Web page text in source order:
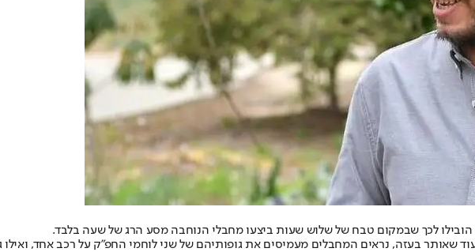
לכך שבמקום טבח של שלוש שעות ביצעו מחבלי הנוחבה מסע הרג של שעה בלבד.
עזה. בתיעוד שאותר בעזה, נראים המחבלים מעמיסים את גופותיהם של שני לוחמי החפ"ק על רכב אחד,